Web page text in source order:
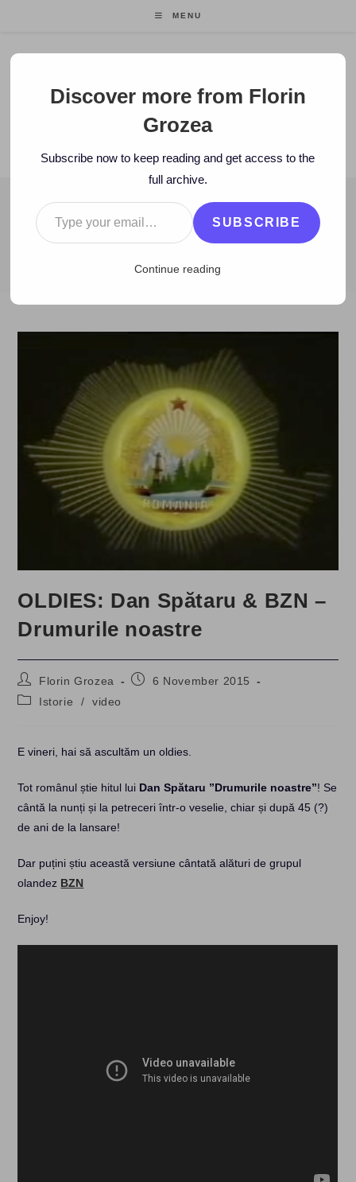
MENU
Florin Grozea
ENTREPRENEUR. FOUNDER/CEO MOCAPP.
BLOG
2015 > November > 6 > Istorie OLDIES: Dan Spătaru & BZN
OLDIES: Dan Spătaru & BZN –
Drumurile noastre
Post
author:
Florin Grozea
Post6 November 2015
PostIstorie / video
E vineri, hai să ascultăm un oldies.
Tot românul știe hitul lui Dan Spătaru ”Drumurile noastre”! Se
cântă la nunți și la petreceri într-o veselie, chiar și după 45 (?)
de ani de la lansare!
Dar puțini știu această versiune cântată alături de grupul
olandez BZN
Enjoy!
Discover more from Florin
Grozea
Subscribe now to keep reading and get access to the
full archive.
Type your email…
SUBSCRIBE
Continue reading